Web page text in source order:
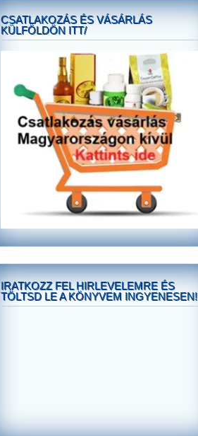
CSATLAKOZÁS ÉS VÁSÁRLÁS
KÜLFÖLDÖN ITT/
IRATKOZZ FEL HIRLEVELEMRE ÉS
TÖLTSD LE A KÖNYVEM INGYENESEN!